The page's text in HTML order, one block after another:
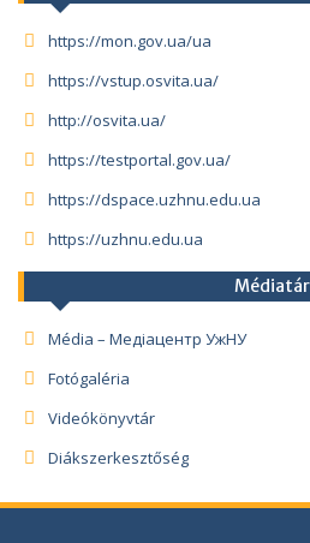
https://mon.gov.ua/ua
https://vstup.osvita.ua/
http://osvita.ua/
https://testportal.gov.ua/
https://dspace.uzhnu.edu.ua
https://uzhnu.edu.ua
Médiatár
Média – Медіацентр УжНУ
Fotógaléria
Videókönyvtár
Diákszerkesztőség